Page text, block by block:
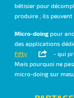
bêtisier pour
produire ; ils peuvent
Micro-doing pour
des applications
Fifty
- qui
Mais pourquoi ne
micro-doing sur